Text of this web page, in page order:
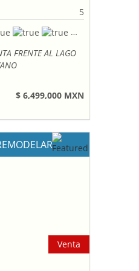
5
FRENTE AL LAGO
$ 6,499,000 MXN
Venta